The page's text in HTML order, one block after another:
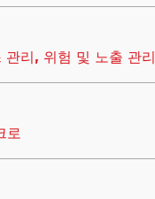
관리, 위험 및 노출 관리
로